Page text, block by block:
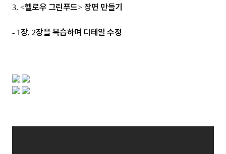
3. <헬로우 그린푸드> 장면 만들기
- 1장, 2장을 복습하며 디테일 수정